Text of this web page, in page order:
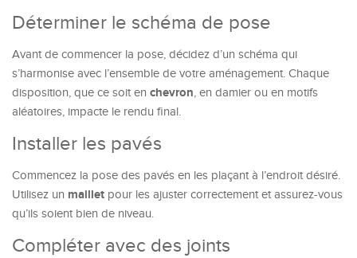
Déterminer le schéma de pose
Avant de commencer la pose, décidez d’un schéma qui
s’harmonise avec l’ensemble de votre aménagement. Chaque
disposition, que ce soit en chevron, en damier ou en motifs
aléatoires, impacte le rendu final.
Installer les pavés
Commencez la pose des pavés en les plaçant à l’endroit désiré.
Utilisez un maillet pour les ajuster correctement et assurez-vous
qu’ils soient bien de niveau.
Compléter avec des joints